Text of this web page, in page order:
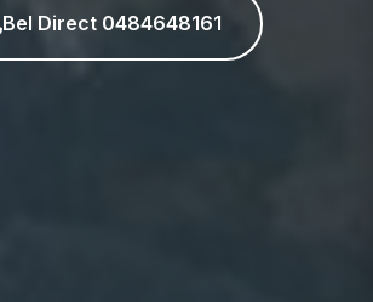
Bel Direct 0484648161